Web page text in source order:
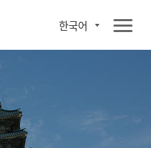
한국어